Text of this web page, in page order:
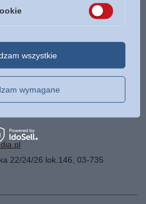
i adresu dostawy.
nowe konto
22/24/26 lok.146 03-735
wymagane
wszystkie